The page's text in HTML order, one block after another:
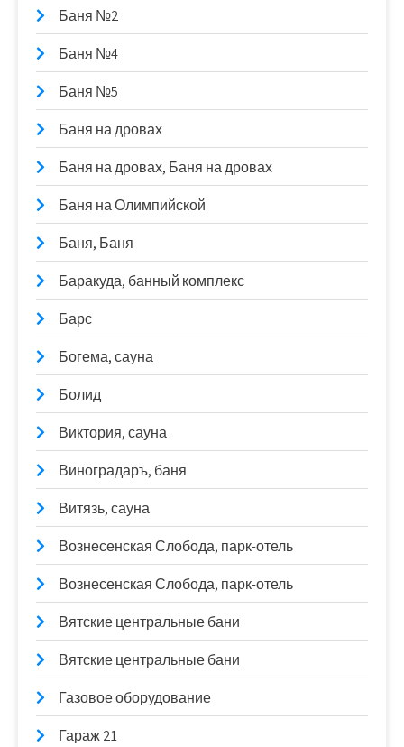
Баня №2
Баня №4
Баня №5
Баня на дровах
Баня на дровах, Баня на дровах
Баня на Олимпийской
Баня, Баня
Баракуда, банный комплекс
Барс
Богема, сауна
Болид
Виктория, сауна
Виноградаръ, баня
Витязь, сауна
Вознесенская Слобода, парк-отель
Вознесенская Слобода, парк-отель
Вятские центральные бани
Вятские центральные бани
Газовое оборудование
Гараж 21